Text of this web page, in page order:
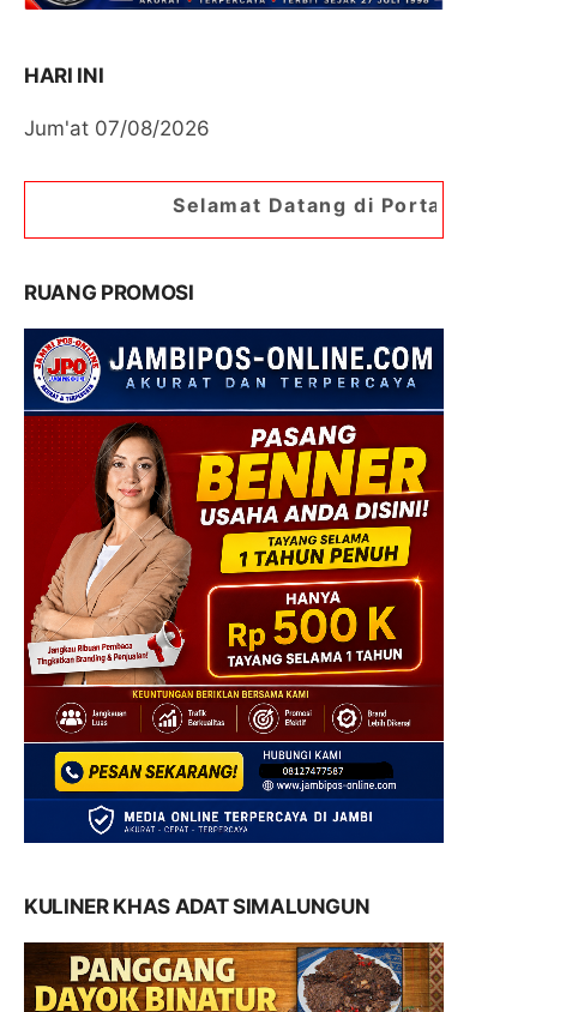
HARI INI
Jum'at 07/08/2026
Selamat Datang di Portal Berita Jambipos
RUANG PROMOSI
KULINER KHAS ADAT SIMALUNGUN